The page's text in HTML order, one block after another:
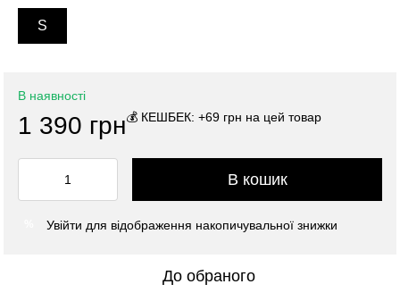
S
В наявності
1 390 грн💰 КЕШБЕК: +69 грн на цей товар
В кошик
Увійти для відображення накопичувальної знижки
До обраного